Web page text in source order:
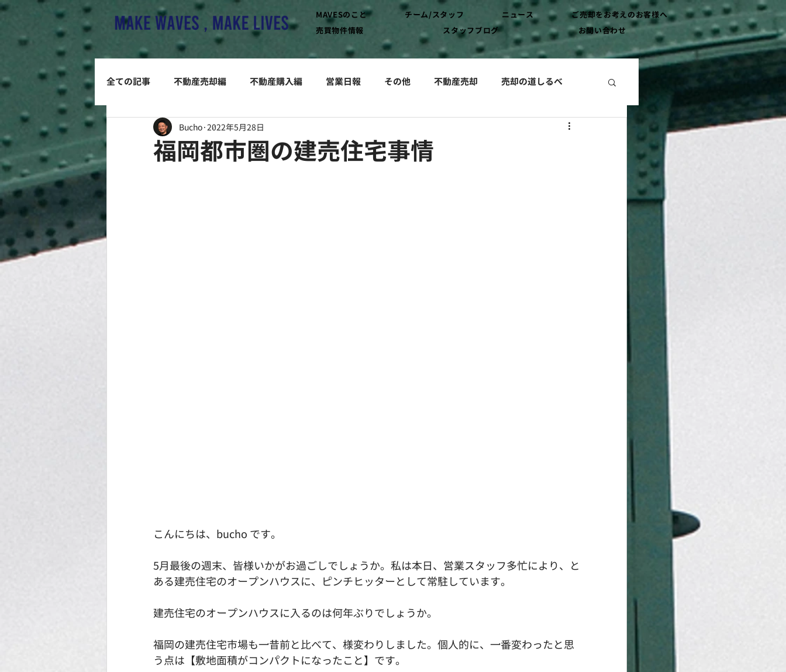
MAVESのこと チーム/スタッフ ニュース
ご売却をお考えのお客様へ
売買物件情報
スタッフブログ お問い合わせ
全ての記事 不動産売却編 不動産購入編 営業日報 その他 不動産売却 売却の道しるべ
福岡都市圏の建売住宅事情
Bucho 2022年5月28日
こんにちは、bucho です。
5月最後の週末、皆様いかがお過ごしでしょうか。私は本日、営業スタッフ多忙により、と
ある建売住宅のオープンハウスに、ピンチヒッターとして常駐しています。
建売住宅のオープンハウスに入るのは何年ぶりでしょうか。
福岡の建売住宅市場も一昔前と比べて、様変わりしました。個人的に、一番変わったと思
う点は【敷地面積がコンパクトになったこと】です。